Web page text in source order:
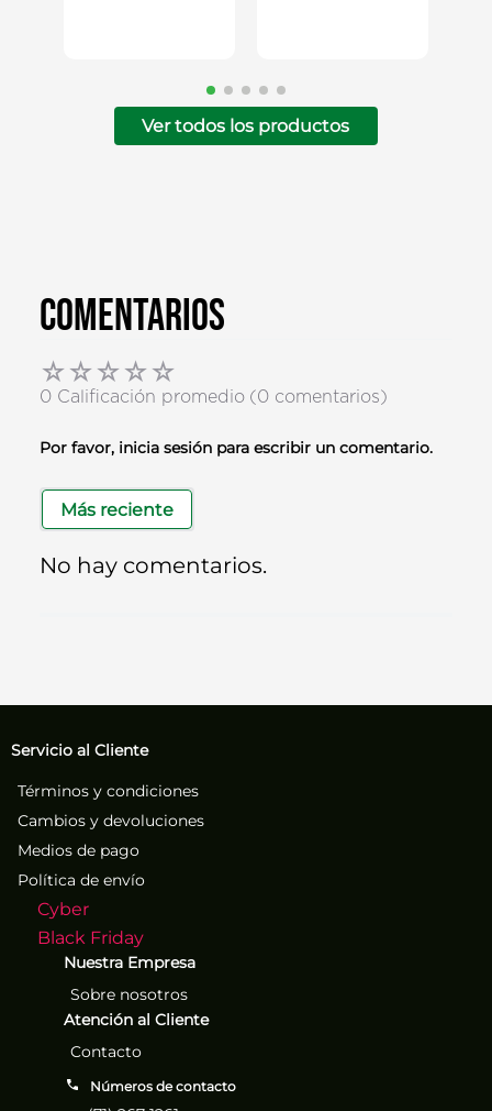
Ver todos los productos
Comentarios
☆☆☆☆☆
0 Calificación promedio (0 comentarios)
Por favor, inicia sesión para escribir un comentario.
Más reciente
No hay comentarios.
Servicio al Cliente
Términos y condiciones
Cambios y devoluciones
Medios de pago
Política de envío
Cyber
Black Friday
Nuestra Empresa
Sobre nosotros
Atención al Cliente
Contacto
Números de contacto